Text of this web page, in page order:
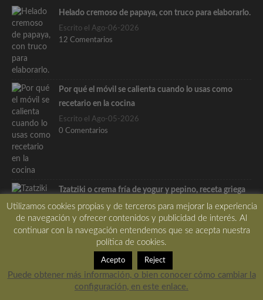
Helado cremoso de papaya, con truco para elaborarlo.
Escrito el Ago-06-2026
12 Comentarios
Por qué el móvil se calienta cuando lo usas como
recetario en la cocina
Escrito el Ago-05-2026
0 Comentarios
Tzatziki o crema fría de yogur y pepino, receta griega
Escrito el Ago-03-2026
5 Comentarios
Lo más pupular…
Utilizamos cookies propias y de terceros para mejorar la experiencia
de navegación y ofrecer contenidos y publicidad de interés. Al
continuar con la navegación entendemos que se acepta nuestra
política de cookies.
Acepto Reject
Puede obtener más información, o bien conocer cómo cambiar la
configuración, en este enlace.